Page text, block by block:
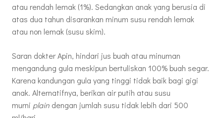
atau rendah lemak (1%). Sedangkan anak yang berusia di
atas dua tahun disarankan minum susu rendah lemak
atau non lemak (susu skim).
Saran dokter Apin, hindari jus buah atau minuman
mengandung gula meskipun bertuliskan 100% buah segar.
Karena kandungan gula yang tinggi tidak baik bagi gigi
anak. Alternatifnya, berikan air putih atau susu
murni plain dengan jumlah susu tidak lebih dari 500